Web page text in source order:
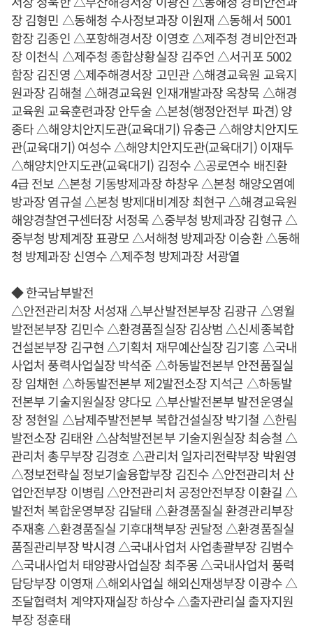
장 김형민 △동해청 수사정보과장 이원재 △동해서 5001
함장 김종인 △포항해경서장 이영호 △제주청 경비안전과
장 이천식 △제주청 종합상황실장 김주언 △서귀포 5002
함장 김진영 △제주해경서장 고민관 △해경교육원 교육지
원과장 김해철 △해경교육원 인재개발과장 옥창묵 △해경
교육원 교육훈련과장 안두술 △본청(행정안전부 파견) 양
종타 △해양치안지도관(교육대기) 유충근 △해양치안지도
관(교육대기) 여성수 △해양치안지도관(교육대기) 이재두
△해양치안지도관(교육대기) 김정수 △공로연수 배진환
4급 전보 △본청 기동방제과장 하창우 △본청 해양오염예
방과장 염규설 △본청 방제대비계장 최현구 △해경교육원
해양경찰연구센터장 서정목 △중부청 방제과장 김형규 △
중부청 방제계장 표광모 △서해청 방제과장 이승환 △동해
청 방제과장 신영수 △제주청 방제과장 서광열
◆ 한국남부발전
△안전관리처장 서성재 △부산발전본부장 김광규 △영월
발전본부장 김민수 △환경품질실장 김상범 △신세종복합
건설본부장 김구현 △기획처 재무예산실장 김기홍 △국내
사업처 풍력사업실장 박석준 △하동발전본부 안전품질실
장 임채현 △하동발전본부 제2발전소장 지석근 △하동발
전본부 기술지원실장 양다모 △부산발전본부 발전운영실
장 정현일 △남제주발전본부 복합건설실장 박기철 △한림
발전소장 김태완 △삼척발전본부 기술지원실장 최승철 △
관리처 총무부장 김경호 △관리처 일자리전략부장 박원영
△정보전략실 정보기술융합부장 김진수 △안전관리처 산
업안전부장 이병림 △안전관리처 공정안전부장 이환길 △
발전처 복합운영부장 김달태 △환경품질실 환경관리부장
주재홍 △환경품질실 기후대책부장 권달정 △환경품질실
품질관리부장 박시경 △국내사업처 사업총괄부장 김범수
△국내사업처 태양광사업실장 최주몽 △국내사업처 풍력
담당부장 이영재 △해외사업실 해외신재생부장 이광수 △
조달협력처 계약자재실장 하상수 △출자관리실 출자지원
부장 정훈태